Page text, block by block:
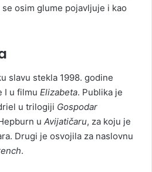
osim glume pojavljuje i kao
slavu stekla 1998. godine
I u filmu Elizabeta. Publika je
u trilogiji Gospodar
u Avijatičaru, za koju je
Drugi je osvojila za naslovnu
.